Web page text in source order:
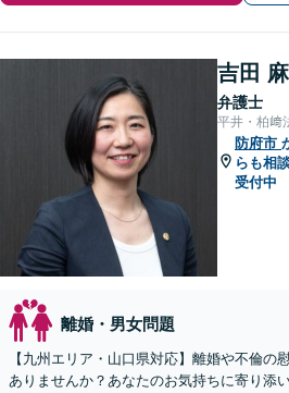
吉田
弁護士
平井・柏﨑
防府市
らも相
受付中
離婚・男女問題
【九州エリア・山口県対応】離婚や不倫の
ありませんか？あなたのお気持ちに寄り添